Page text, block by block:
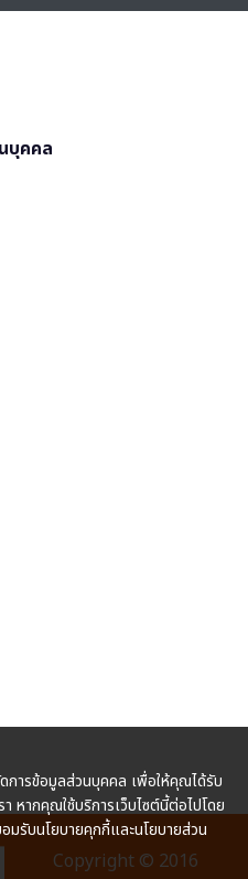
บุคคล
Copyright © 2016
การข้อมูลส่วนบุคคล เพื่อให้คุณได้รับ
หากคุณใช้บริการเว็บไซต์นี้ต่อไปโดย
รับนโยบายคุกกี้และนโยบายส่วน